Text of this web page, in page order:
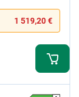
1 519,20 €